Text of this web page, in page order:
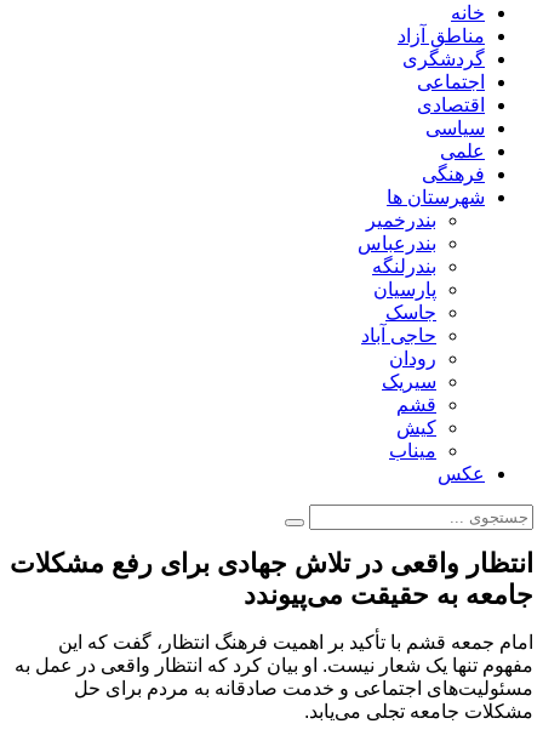
خانه
مناطق آزاد
گردشگری
اجتماعی
اقتصادی
سیاسی
علمی
فرهنگی
شهرستان ها
بندرخمیر
بندرعباس
بندرلنگه
پارسیان
جاسک
حاجی آباد
رودان
سیریک
قشم
کیش
میناب
عکس
انتظار واقعی در تلاش جهادی برای رفع مشکلات
جامعه به حقیقت می‌پیوندد
امام جمعه قشم با تأکید بر اهمیت فرهنگ انتظار، گفت که این
مفهوم تنها یک شعار نیست. او بیان کرد که انتظار واقعی در عمل به
مسئولیت‌های اجتماعی و خدمت صادقانه به مردم برای حل
مشکلات جامعه تجلی می‌یابد.